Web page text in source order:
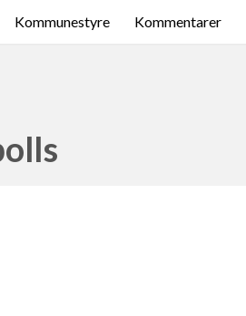
Kommunestyre Kommentarer